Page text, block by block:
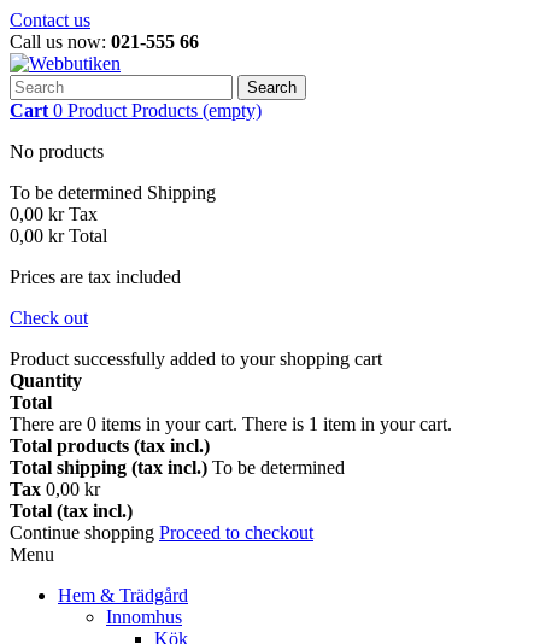
Contact us
Call us now: 021-555 66
Search
Cart 0 Product Products (empty)
No products
To be determined Shipping
0,00 kr Tax
0,00 kr Total
Prices are tax included
Check out
Product successfully added to your shopping cart
Quantity
Total
There are 0 items in your cart. There is 1 item in your cart.
Total products (tax incl.)
Total shipping (tax incl.) To be determined
Tax 0,00 kr
Total (tax incl.)
Continue shopping Proceed to checkout
Menu
Hem & Trädgård
Innomhus
Kök